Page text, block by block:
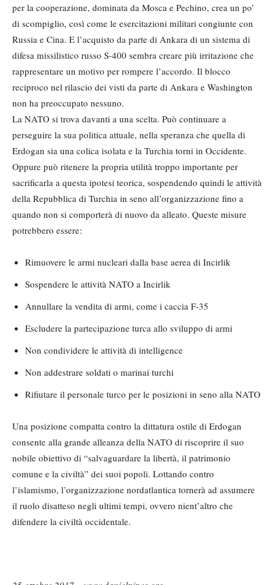
per la cooperazione, dominata da Mosca e Pechino, crea un po’
di scompiglio, così come le esercitazioni militari congiunte con
Russia e Cina. E l’acquisto da parte di Ankara di un sistema di
difesa missilistico russo S-400 sembra creare più irritazione che
rappresentare un motivo per rompere l’accordo. Il blocco
reciproco nel rilascio dei visti da parte di Ankara e Washington
non ha preoccupato nessuno.
La NATO si trova davanti a una scelta. Può continuare a
perseguire la sua politica attuale, nella speranza che quella di
Erdogan sia una colica isolata e la Turchia torni in Occidente.
Oppure può ritenere la propria utilità troppo importante per
sacrificarla a questa ipotesi teorica, sospendendo quindi le attività
della Repubblica di Turchia in seno all’organizzazione fino a
quando non si comporterà di nuovo da alleato. Queste misure
potrebbero essere:
Rimuovere le armi nucleari dalla base aerea di Incirlik
Sospendere le attività NATO a Incirlik
Annullare la vendita di armi, come i caccia F-35
Escludere la partecipazione turca allo sviluppo di armi
Non condividere le attività di intelligence
Non addestrare soldati o marinai turchi
Rifiutare il personale turco per le posizioni in seno alla NATO
Una posizione compatta contro la dittatura ostile di Erdogan
consente alla grande alleanza della NATO di riscoprire il suo
nobile obiettivo di “salvaguardare la libertà, il patrimonio
comune e la civiltà” dei suoi popoli. Lottando contro
l’islamismo, l’organizzazione nordatlantica tornerà ad assumere
il ruolo disatteso negli ultimi tempi, ovvero nient’altro che
difendere la civiltà occidentale.